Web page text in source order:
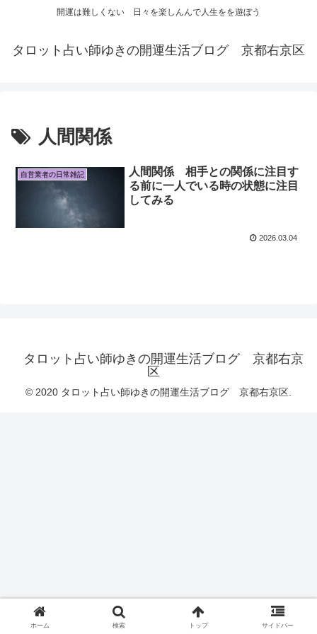
開運は難しくない 日々を楽しんんで人生をを遊ぼう
タロット占い師ゆきの開運生活ブログ 京都右京区
人間関係
自営業者の日常雑記
人間関係 相手との関係に注目す
る前に一人でいる時の状態に注目
してみる
2026.03.04
タロット占い師ゆきの開運生活ブログ 京都右京
区
© 2020 タロット占い師ゆきの開運生活ブログ 京都右京区.
ホーム 検索 トップ サイドバー